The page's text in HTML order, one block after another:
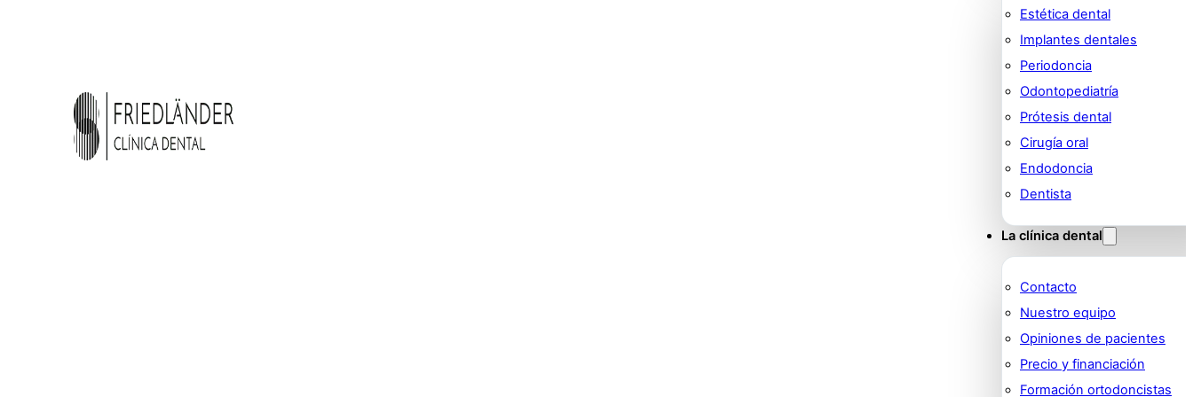
Estética dental
Implantes dentales
Periodoncia
Odontopediatría
Prótesis dental
Cirugía oral
Endodoncia
Dentista
La clínica dental
Contacto
Nuestro equipo
Opiniones de pacientes
Precio y financiación
Formación ortodoncistas